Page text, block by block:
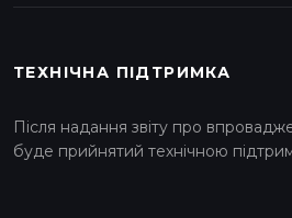
ТЕХНІЧНА ПІДТРИМКА
Після надання звіту про
буде прийнятий технічною